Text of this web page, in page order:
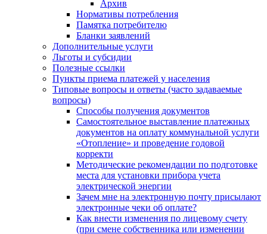
Архив
Нормативы потребления
Памятка потребителю
Бланки заявлений
Дополнительные услуги
Льготы и субсидии
Полезные ссылки
Пункты приема платежей у населения
Типовые вопросы и ответы (часто задаваемые
вопросы)
Способы получения документов
Самостоятельное выставление платежных
документов на оплату коммунальной услуги
«Отопление» и проведение годовой
корректи
Методические рекомендации по подготовке
места для установки прибора учета
электрической энергии
Зачем мне на электронную почту присылают
электронные чеки об оплате?
Как внести изменения по лицевому счету
(при смене собственника или изменении